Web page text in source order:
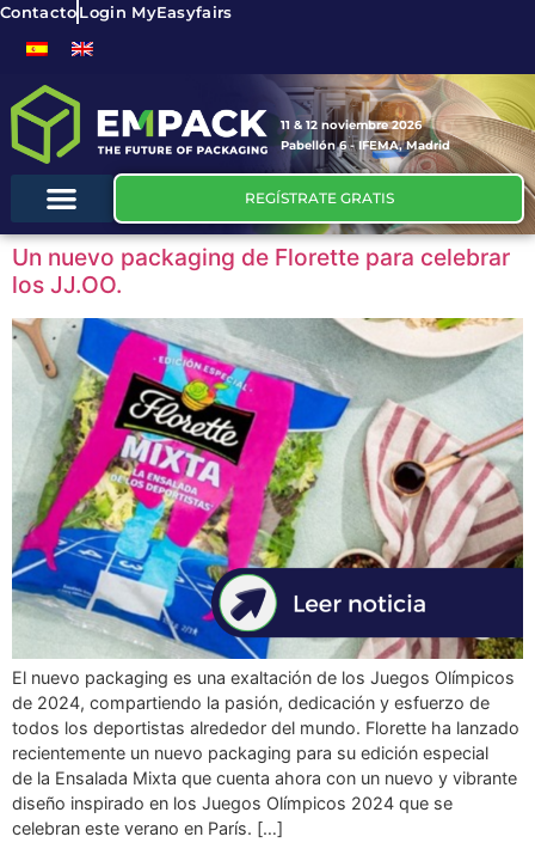
ContactoLogin MyEasyfairs
11 & 12 noviembre 2026
Pabellón 6 - IFEMA, Madrid
REGÍSTRATE GRATIS
Un nuevo packaging de Florette para celebrar
los JJ.OO.
El nuevo packaging es una exaltación de los Juegos Olímpicos
de 2024, compartiendo la pasión, dedicación y esfuerzo de
todos los deportistas alrededor del mundo. Florette ha lanzado
recientemente un nuevo packaging para su edición especial
de la Ensalada Mixta que cuenta ahora con un nuevo y vibrante
diseño inspirado en los Juegos Olímpicos 2024 que se
celebran este verano en París. […]